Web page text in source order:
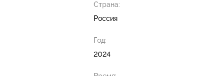
Страна:
Россия
Год:
2024